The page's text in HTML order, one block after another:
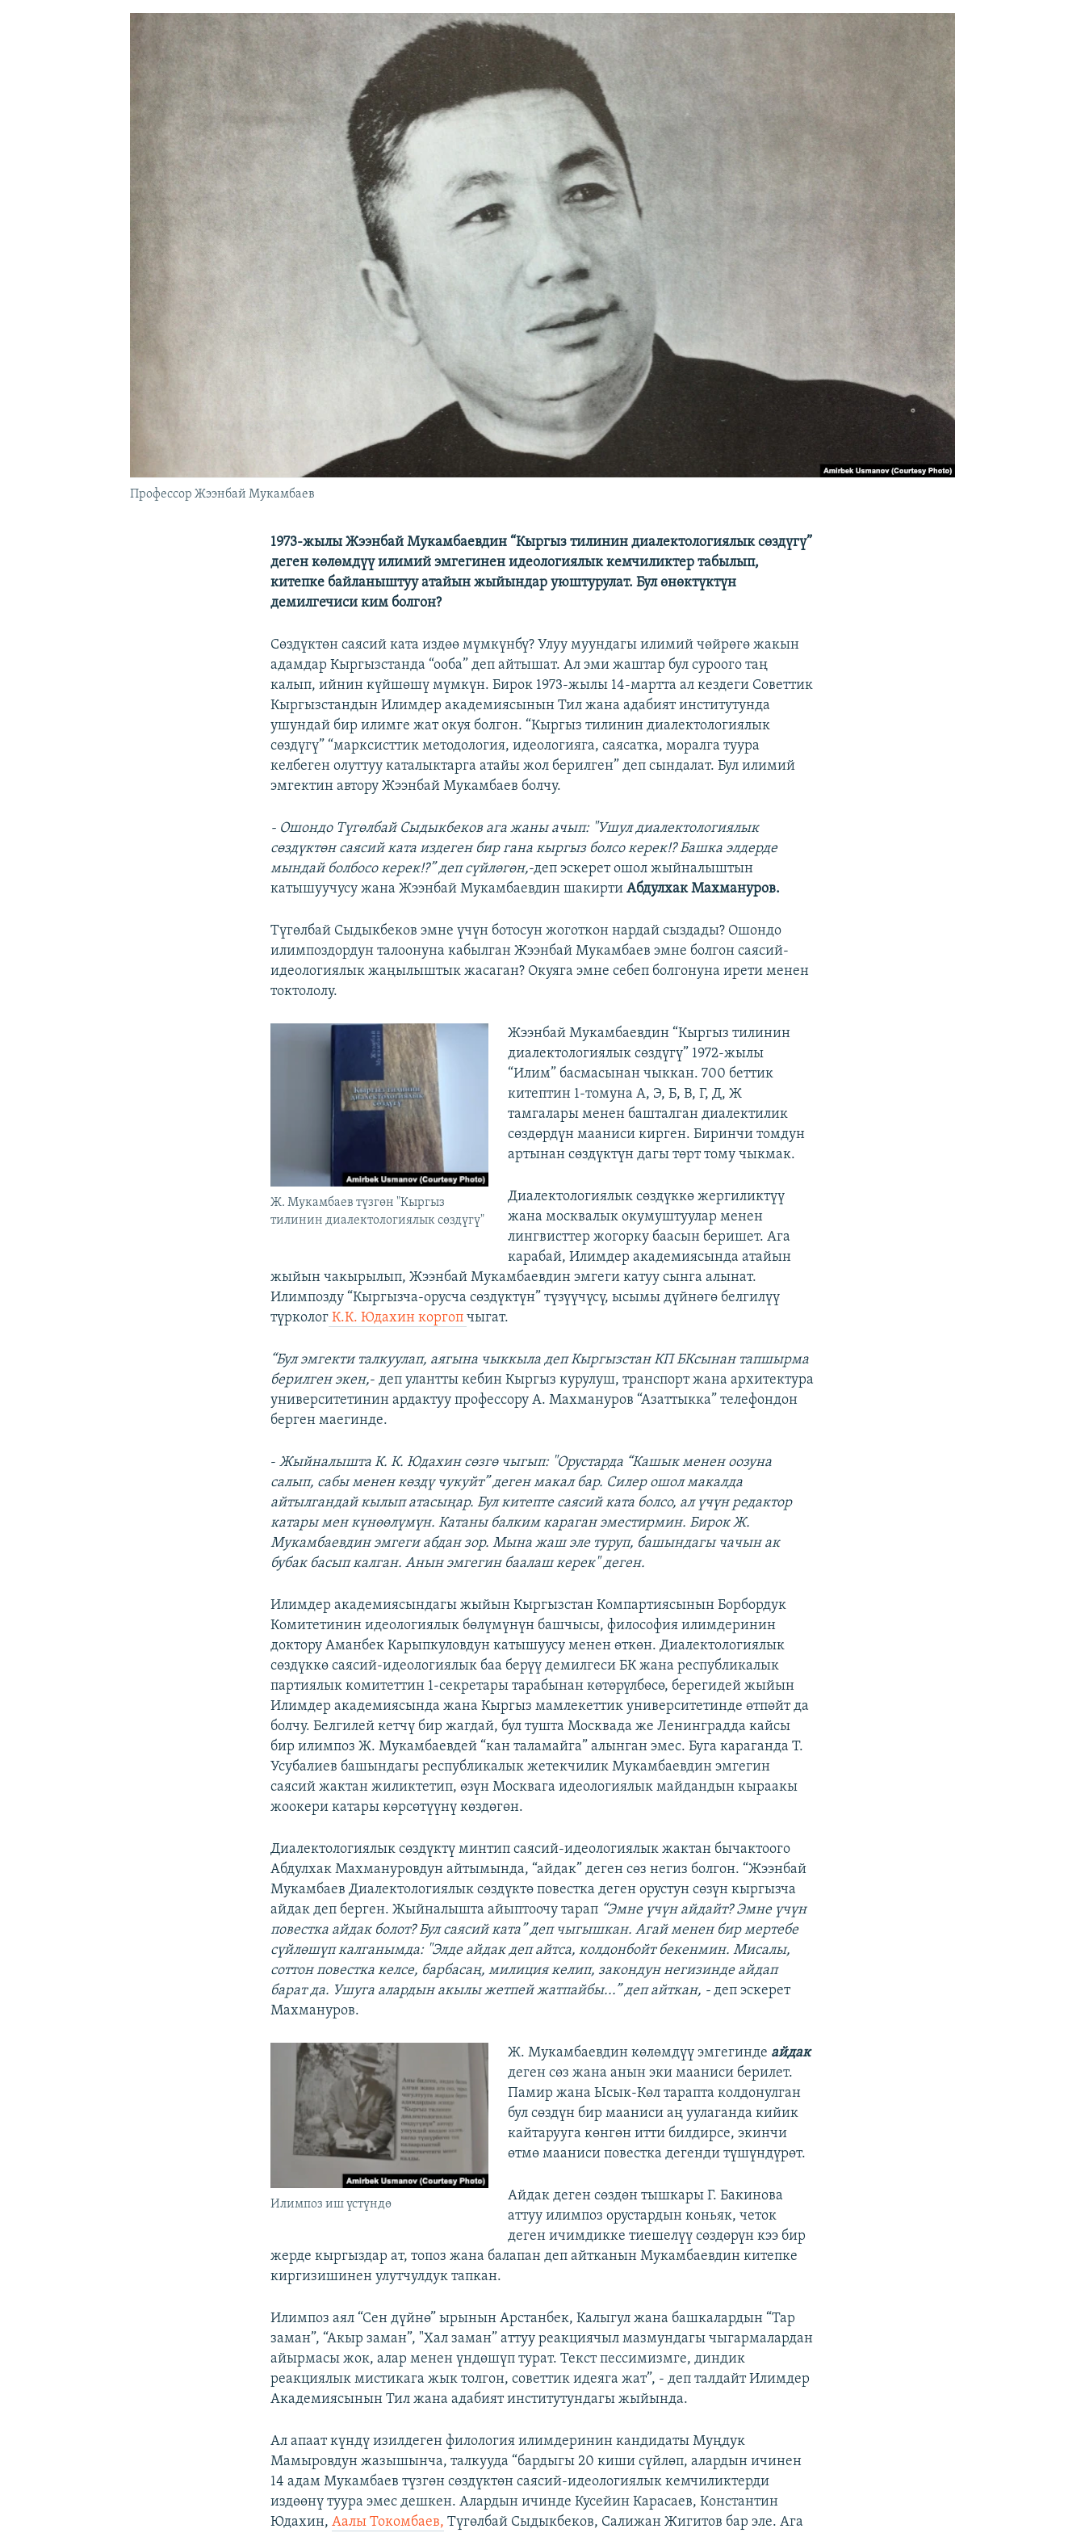
Профессор Жээнбай Мукамбаев
1973-жылы Жээнбай Мукамбаевдин “Кыргыз тилинин диалектологиялык сөздүгү”
деген көлөмдүү илимий эмгегинен идеологиялык кемчиликтер табылып,
китепке байланыштуу атайын жыйындар уюштурулат. Бул өнөктүктүн
демилгечиси ким болгон?
Cөздүктөн саясий ката издөө мүмкүнбү? Улуу муундагы илимий чөйрөгө жакын
адамдар Кыргызстанда “ооба” деп айтышат. Ал эми жаштар бул суроого таң
калып, ийнин күйшөшү мүмкүн. Бирок 1973-жылы 14-мартта ал кездеги Советтик
Кыргызстандын Илимдер академиясынын Тил жана адабият институтунда
ушундай бир илимге жат окуя болгон. “Кыргыз тилинин диалектологиялык
сөздүгү” “марксисттик методология, идеологияга, саясатка, моралга туура
келбеген олуттуу каталыктарга атайы жол берилген” деп сындалат. Бул илимий
эмгектин автору Жээнбай Мукамбаев болчу.
- Ошондо Түгөлбай Сыдыкбеков ага жаны ачып: "Ушул диалектологиялык
сөздүктөн саясий ката издеген бир гана кыргыз болсо керек!? Башка элдерде
мындай болбосо керек!?” деп сүйлөгөн,-деп эскерет ошол жыйналыштын
катышуучусу жана Жээнбай Мукамбаевдин шакиртиАбдулхак Махмануров.
Түгөлбай Сыдыкбеков эмне үчүн ботосун жоготкон нардай сыздады? Ошондо
илимпоздордун талоонуна кабылган Жээнбай Мукамбаев эмне болгон саясий-
идеологиялык жаңылыштык жасаган? Окуяга эмне себеп болгонуна ирети менен
токтололу.
Ж. Мукамбаев түзгөн "Кыргыз
тилинин диалектологиялык сөздүгү"
Жээнбай Мукамбаевдин “Кыргыз тилинин
диалектологиялык сөздүгү” 1972-жылы
“Илим” басмасынан чыккан. 700 беттик
китептин 1-томуна А, Э, Б, В, Г, Д, Ж
тамгалары менен башталган диалектилик
сөздөрдүн мааниси кирген. Биринчи томдун
артынан сөздүктүн дагы төрт тому чыкмак.
Диалектологиялык сөздүккө жергиликтүү
жана москвалык окумуштуулар менен
лингвисттер жогорку баасын беришет. Ага
карабай, Илимдер академиясында атайын
жыйын чакырылып, Жээнбай Мукамбаевдин эмгеги катуу сынга алынат.
Илимпозду “Кыргызча-орусча сөздүктүн” түзүүчүсү, ысымы дүйнөгө белгилүү
түрколог К.К. Юдахин коргопчыгат.
“Бул эмгекти талкуулап, аягына чыккыла деп Кыргызстан КП БКсынан тапшырма
берилген экен,- деп улантты кебин Кыргыз курулуш, транспорт жана архитектура
университетинин ардактуу профессору А. Махмануров “Азаттыкка” телефондон
берген маегинде.
- Жыйналышта К. К. Юдахин сөзгө чыгып: "Орустарда “Кашык менен оозуна
салып, сабы менен көздү чукуйт” деген макал бар. Силер ошол макалда
айтылгандай кылып атасыңар. Бул китепте саясий ката болсо, ал үчүн редактор
катары мен күнөөлүмүн. Катаны балким караган эместирмин. Бирок Ж.
Мукамбаевдин эмгеги абдан зор. Мына жаш эле туруп, башындагы чачын ак
бубак басып калган. Анын эмгегин баалаш керек" деген.
Илимдер академиясындагы жыйын Кыргызстан Компартиясынын Борбордук
Комитетинин идеологиялык бөлүмүнүн башчысы, философия илимдеринин
доктору Аманбек Карыпкуловдун катышуусу менен өткөн. Диалектологиялык
сөздүккө саясий-идеологиялык баа берүү демилгеси БК жана республикалык
партиялык комитеттин 1-секретары тарабынан көтөрүлбөсө, берегидей жыйын
Илимдер академиясында жана Кыргыз мамлекеттик университетинде өтпөйт да
болчу. Белгилей кетчү бир жагдай, бул тушта Москвада же Ленинградда кайсы
бир илимпоз Ж. Мукамбаевдей “кан таламайга” алынган эмес. Буга караганда Т.
Усубалиев башындагы республикалык жетекчилик Мукамбаевдин эмгегин
саясий жактан жиликтетип, өзүн Москвага идеологиялык майдандын кыраакы
жоокери катары көрсөтүүнү көздөгөн.
Диалектологиялык сөздүктү минтип саясий-идеологиялык жактан бычактоого
Абдулхак Махмануровдун айтымында, “айдак” деген сөз негиз болгон. “Жээнбай
Мукамбаев Диалектологиялык сөздүктө повестка деген орустун сөзүн кыргызча
айдак деп берген. Жыйналышта айыптоочу тарап “Эмне үчүн айдайт? Эмне үчүн
повестка айдак болот? Бул саясий ката” деп чыгышкан. Агай менен бир мертебе
сүйлөшүп калганымда: "Элде айдак деп айтса, колдонбойт бекенмин. Мисалы,
соттон повестка келсе, барбасаң, милиция келип, закондун негизинде айдап
барат да. Ушуга алардын акылы жетпей жатпайбы...” деп айткан, -деп эскерет
Махмануров.
Илимпоз иш үстүндө
Ж. Мукамбаевдин көлөмдүү эмгегинде айдак
деген сөз жана анын эки мааниси берилет.
Памир жана Ысык-Көл тарапта колдонулган
бул сөздүн бир мааниси аң уулаганда кийик
кайтарууга көнгөн итти билдирсе, экинчи
өтмө мааниси повестка дегенди түшүндүрөт.
Айдак деген сөздөн тышкары Г. Бакинова
аттуу илимпоз орустардын коньяк, четок
деген ичимдикке тиешелүү сөздөрүн кээ бир
жерде кыргыздар ат, топоз жана балапан деп айтканын Мукамбаевдин китепке
киргизишинен улутчулдук тапкан.
Илимпоз аял “Сен дүйнө” ырынын Арстанбек, Калыгул жана башкалардын “Тар
заман”, “Акыр заман”, "Хал заман” аттуу реакциячыл мазмундагы чыгармалардан
айырмасы жок, алар менен үндөшүп турат. Текст пессимизмге, диндик
реакциялык мистикага жык толгон, советтик идеяга жат”, - деп талдайт Илимдер
Академиясынын Тил жана адабият институтундагы жыйында.
Ал апаат күндү изилдеген филология илимдеринин кандидаты Муңдук
Мамыровдун жазышынча, талкууда “бардыгы 20 киши сүйлөп, алардын ичинен
14 адам Мукамбаев түзгөн сөздүктөн саясий-идеологиялык кемчиликтерди
издөөнү туура эмес дешкен. Алардын ичинде Кусейин Карасаев, Константин
Юдахин,Аалы Токомбаев, Түгөлбай Сыдыкбеков, Салижан Жигитов бар эле. Ага